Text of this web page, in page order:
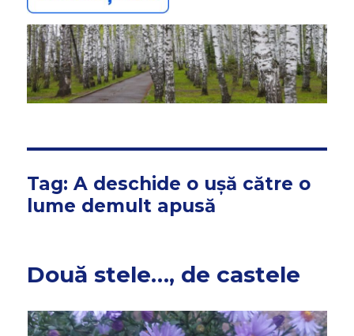
JUSTEȚE
Tag:A deschide o ușă către o
lume demult apusă
Două stele…, de castele